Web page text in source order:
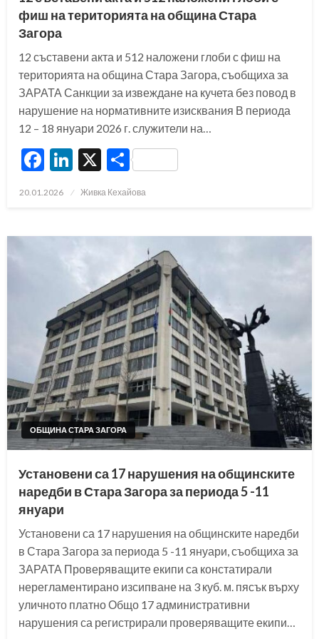
фиш на територията на община Стара
Загора
12 съставени акта и 512 наложени глоби с фиш на
територията на община Стара Загора, съобщиха за
ЗАРАТА Санкции за извеждане на кучета без повод в
нарушение на нормативните изисквания В периода
12 – 18 януари 2026 г. служители на…
Facebook
LinkedIn
X Share
Posted
20.01.2026 Живка Кехайова
ОБЩИНА СТАРА ЗАГОРА
Установени са 17 нарушения на общинските
наредби в Стара Загора за периода 5 -11
януари
Установени са 17 нарушения на общинските наредби
в Стара Загора за периода 5 -11 януари, съобщиха за
ЗАРАТА Проверяващите екипи са констатирали
нерегламентирано изсипване на 3 куб. м. пясък върху
уличното платно Общо 17 административни
нарушения са регистрирали проверяващите екипи…